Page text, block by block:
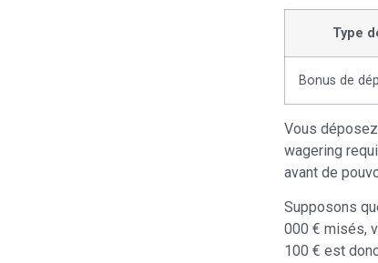
Type
Bonus de
Vous
wagering
avant de
Supposons
000 € misés,
100 € est